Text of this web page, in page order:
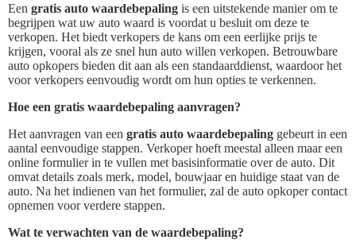
Een gratis auto waardebepaling is een uitstekende manier om te
begrijpen wat uw auto waard is voordat u besluit om deze te
verkopen. Het biedt verkopers de kans om een eerlijke prijs te
krijgen, vooral als ze snel hun auto willen verkopen. Betrouwbare
auto opkopers bieden dit aan als een standaarddienst, waardoor het
voor verkopers eenvoudig wordt om hun opties te verkennen.
Hoe een gratis waardebepaling aanvragen?
Het aanvragen van een gratis auto waardebepaling gebeurt in een
aantal eenvoudige stappen. Verkoper hoeft meestal alleen maar een
online formulier in te vullen met basisinformatie over de auto. Dit
omvat details zoals merk, model, bouwjaar en huidige staat van de
auto. Na het indienen van het formulier, zal de auto opkoper contact
opnemen voor verdere stappen.
Wat te verwachten van de waardebepaling?